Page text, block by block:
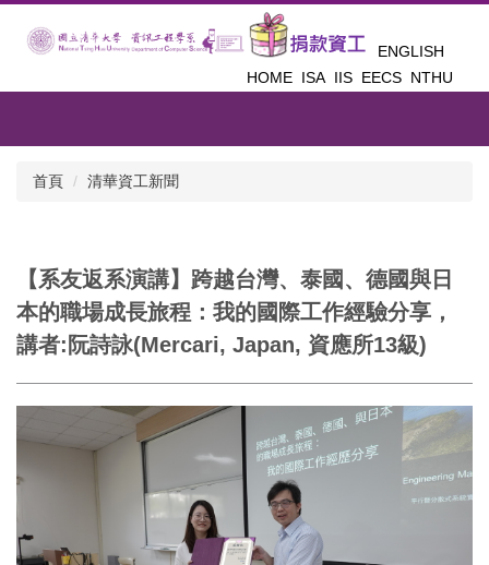
ENGLISH
HOME ISA IIS EECS NTHU
首頁 清華資工新聞
【系友返系演講】跨越台灣、泰國、德國與日
本的職場成長旅程：我的國際工作經驗分享，
講者:阮詩詠(Mercari, Japan, 資應所13級)